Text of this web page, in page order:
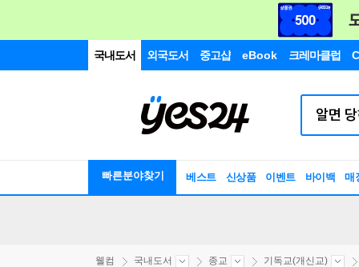
국내도서 외국도서 중고샵 eBook 크레마클럽
빠른분야찾기 베스트 신상품 이벤트 바이백 매
웰컴 국내도서 종교 기독교(개신교)